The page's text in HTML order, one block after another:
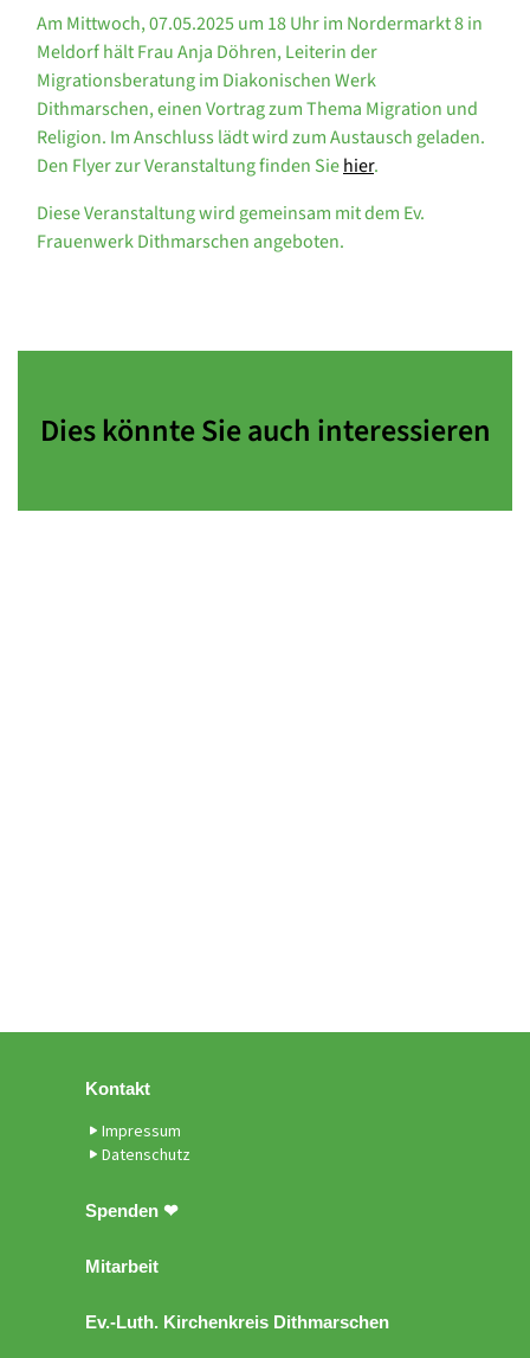
Am Mittwoch, 07.05.2025 um 18 Uhr im Nordermarkt 8 in
Meldorf hält Frau Anja Döhren, Leiterin der
Migrationsberatung im Diakonischen Werk
Dithmarschen, einen Vortrag zum Thema Migration und
Religion. Im Anschluss lädt wird zum Austausch geladen.
Den Flyer zur Veranstaltung finden Siehier.
Diese Veranstaltung wird gemeinsam mit dem Ev.
Frauenwerk Dithmarschen angeboten.
Dies könnte Sie auch interessieren
Kontakt
Impressum
Datenschutz
Spenden ❤
Mitarbeit
Ev.-Luth. Kirchenkreis Dithmarschen